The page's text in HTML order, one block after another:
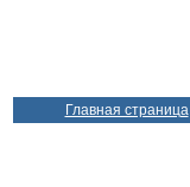
Главная страница